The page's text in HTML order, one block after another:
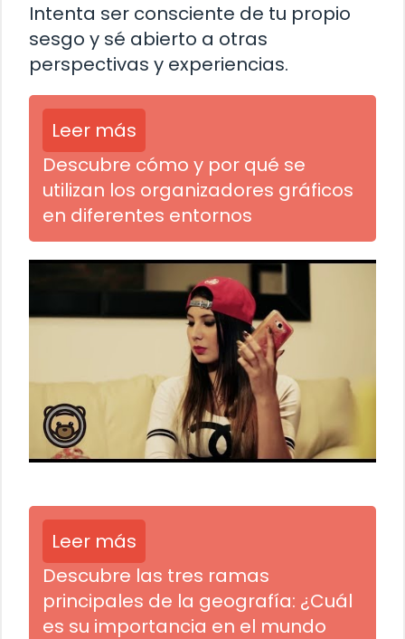
Intenta ser consciente de tu propio
sesgo y sé abierto a otras
perspectivas y experiencias.
Leer más
Descubre cómo y por qué se
utilizan los organizadores gráficos
en diferentes entornos
Leer más
Descubre las tres ramas
principales de la geografía: ¿Cuál
es su importancia en el mundo